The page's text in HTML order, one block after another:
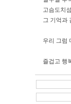
고슴도치
그 기억과
우리 그럼
즐겁고 행